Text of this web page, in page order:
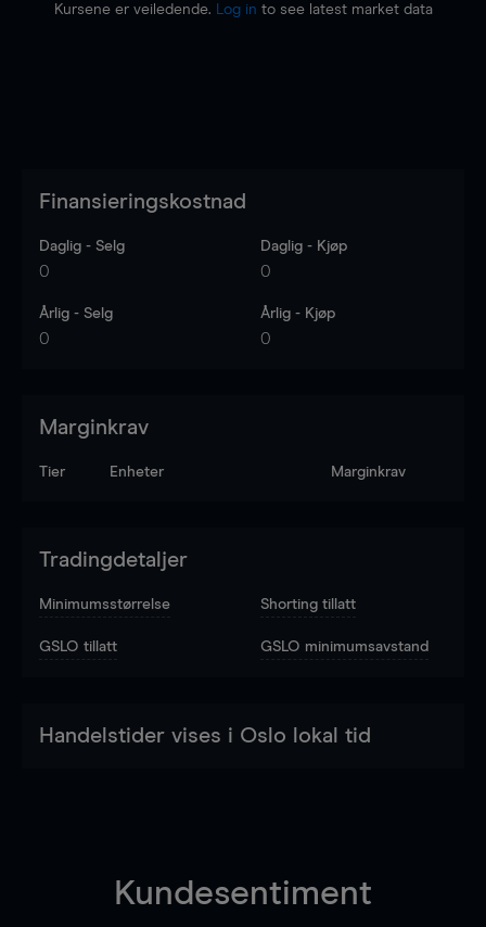
Kursene er veiledende. Log in to see latest market data
Finansieringskostnad
Daglig - Selg
0
Daglig - Kjøp
0
Årlig - Selg
0
Årlig - Kjøp
0
Marginkrav
Tier Enheter Marginkrav
Tradingdetaljer
Minimumsstørrelse Shorting tillatt
GSLO tillatt GSLO minimumsavstand
Handelstider vises i Oslo lokal tid
Kundesentiment